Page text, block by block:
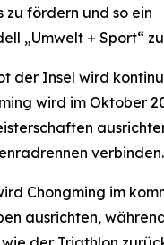
zu fördern und so ein
„Umwelt + Sport“
der Insel wird
wird im Oktober
verbinden.
Chongming im
ausrichten,